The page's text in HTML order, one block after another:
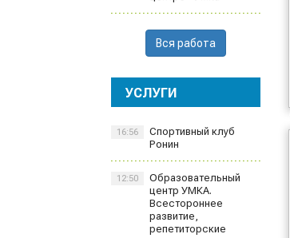
Вся работа
УСЛУГИ
Спортивный клуб
Ронин
16:56
Образовательный
центр УМКА.
Всестороннее
развитие,
репетиторские
12:50